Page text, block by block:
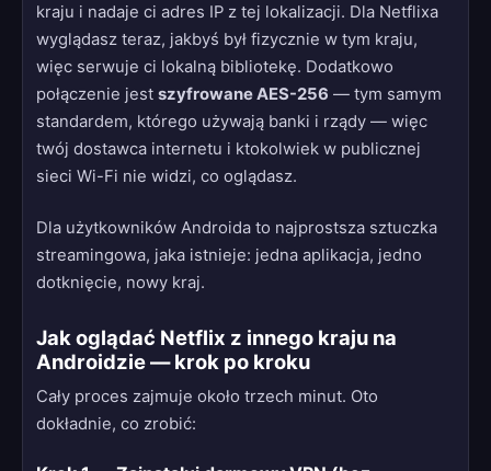
kraju i nadaje ci adres IP z tej lokalizacji. Dla Netflixa
wyglądasz teraz, jakbyś był fizycznie w tym kraju,
więc serwuje ci lokalną bibliotekę. Dodatkowo
połączenie jest szyfrowane AES-256 — tym samym
standardem, którego używają banki i rządy — więc
twój dostawca internetu i ktokolwiek w publicznej
sieci Wi-Fi nie widzi, co oglądasz.
Dla użytkowników Androida to najprostsza sztuczka
streamingowa, jaka istnieje: jedna aplikacja, jedno
dotknięcie, nowy kraj.
Jak oglądać Netflix z innego kraju na
Androidzie — krok po kroku
Cały proces zajmuje około trzech minut. Oto
dokładnie, co zrobić: